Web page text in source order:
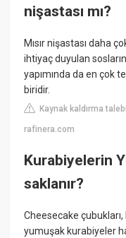
nişastası mı?
Mısır nişastası daha
ihtiyaç duyulan
yapımında da en çok
biridir.
Kaynak kaldırma talebi
rafinera.com
Kurabiyelerin
saklanır?
Cheesecake
yumuşak kurabiyeler